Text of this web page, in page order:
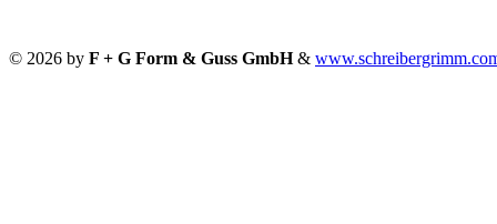
© 2026 by F + G Form & Guss GmbH&